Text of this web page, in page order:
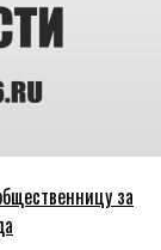
за